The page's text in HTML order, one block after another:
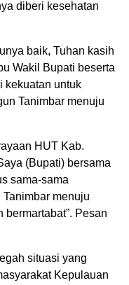
diberi kesehatan
baik, Tuhan kasih
Wakil Bupati beserta
kekuatan untuk
Tanimbar menuju
HUT Kab.
(Bupati) bersama
sama-sama
menuju
bermartabat”. Pesan
situasi yang
Kepulauan